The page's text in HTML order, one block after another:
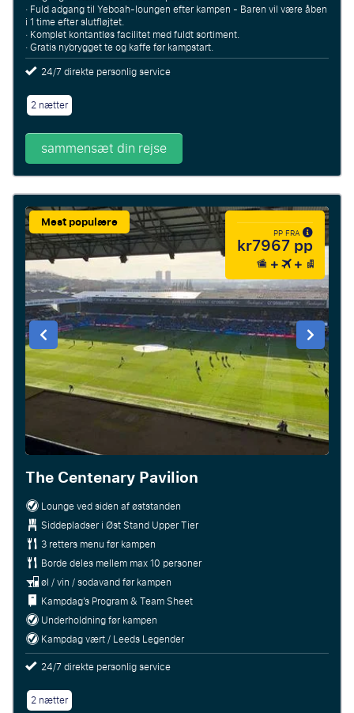
· Fuld adgang til Yeboah-loungen efter kampen - Baren vil være åben
i 1 time efter slutfløjtet.
· Komplet kontantløs facilitet med fuldt sortiment.
· Gratis nybrygget te og kaffe før kampstart.
24/7 direkte personlig service
2 nætter
sammensæt din rejse
Mest populære
PP FRA
kr7967 pp
The Centenary Pavilion
Lounge ved siden af ​​øststanden
Siddepladser i Øst Stand Upper Tier
3 retters menu før kampen
Borde deles mellem max 10 personer
øl / vin / sodavand før kampen
Kampdag’s Program & Team Sheet
Underholdning før kampen
Kampdag vært / Leeds Legender
24/7 direkte personlig service
2 nætter